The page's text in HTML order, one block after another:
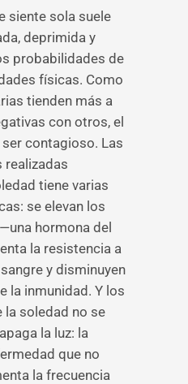
siente sola suele
deprimida y
probabilidades de
físicas. Como
tienden más a
con otros, el
contagioso. Las
realizadas
tiene varias
se elevan los
hormona del
la resistencia a
y disminuyen
la inmunidad. Y los
soledad no se
la luz: la
que no
la frecuencia